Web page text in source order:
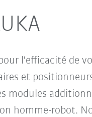
l'efficacité de
et
modules
homme-robot.